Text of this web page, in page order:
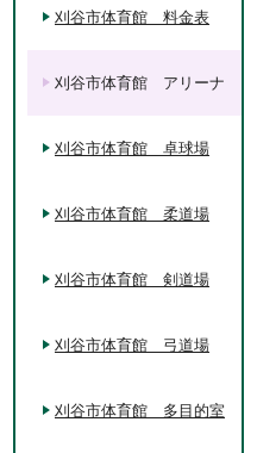
刈谷市体育館 料金表
刈谷市体育館 アリーナ
刈谷市体育館 卓球場
刈谷市体育館 柔道場
刈谷市体育館 剣道場
刈谷市体育館 弓道場
刈谷市体育館 多目的室